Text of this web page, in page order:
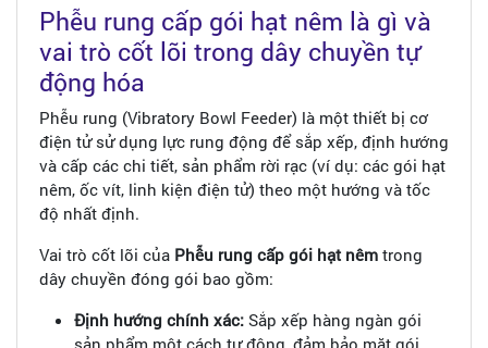
Phễu rung cấp gói hạt nêm là gì và
vai trò cốt lõi trong dây chuyền tự
động hóa
Phễu rung (Vibratory Bowl Feeder) là một thiết bị cơ
điện tử sử dụng lực rung động để sắp xếp, định hướng
và cấp các chi tiết, sản phẩm rời rạc (ví dụ: các gói hạt
nêm, ốc vít, linh kiện điện tử) theo một hướng và tốc
độ nhất định.
Vai trò cốt lõi của Phễu rung cấp gói hạt nêm trong
dây chuyền đóng gói bao gồm:
Định hướng chính xác: Sắp xếp hàng ngàn gói